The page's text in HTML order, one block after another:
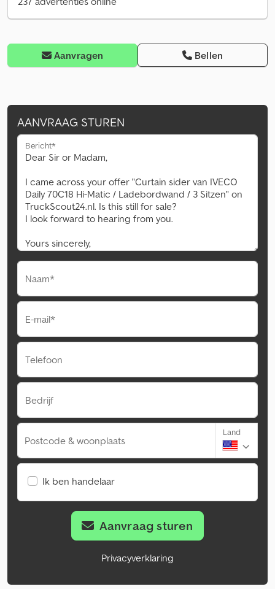
Aanvragen Bellen
AANVRAAG STUREN
Bericht*
Naam*
E-mail*
Telefoon
Bedrijf
Postcode & woonplaats
Land
Ik ben handelaar
Aanvraag sturen
Privacyverklaring